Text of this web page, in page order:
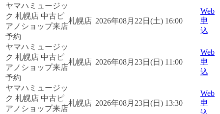
ヤマハミュージッ
ク 札幌店 中古ピ
アノショップ来店
予約
札幌店 2026年08月22日(土) 16:00
Web
申
込
ヤマハミュージッ
ク 札幌店 中古ピ
アノショップ来店
予約
札幌店 2026年08月23日(日) 11:00
Web
申
込
ヤマハミュージッ
ク 札幌店 中古ピ
アノショップ来店
札幌店 2026年08月23日(日) 13:30
Web
申